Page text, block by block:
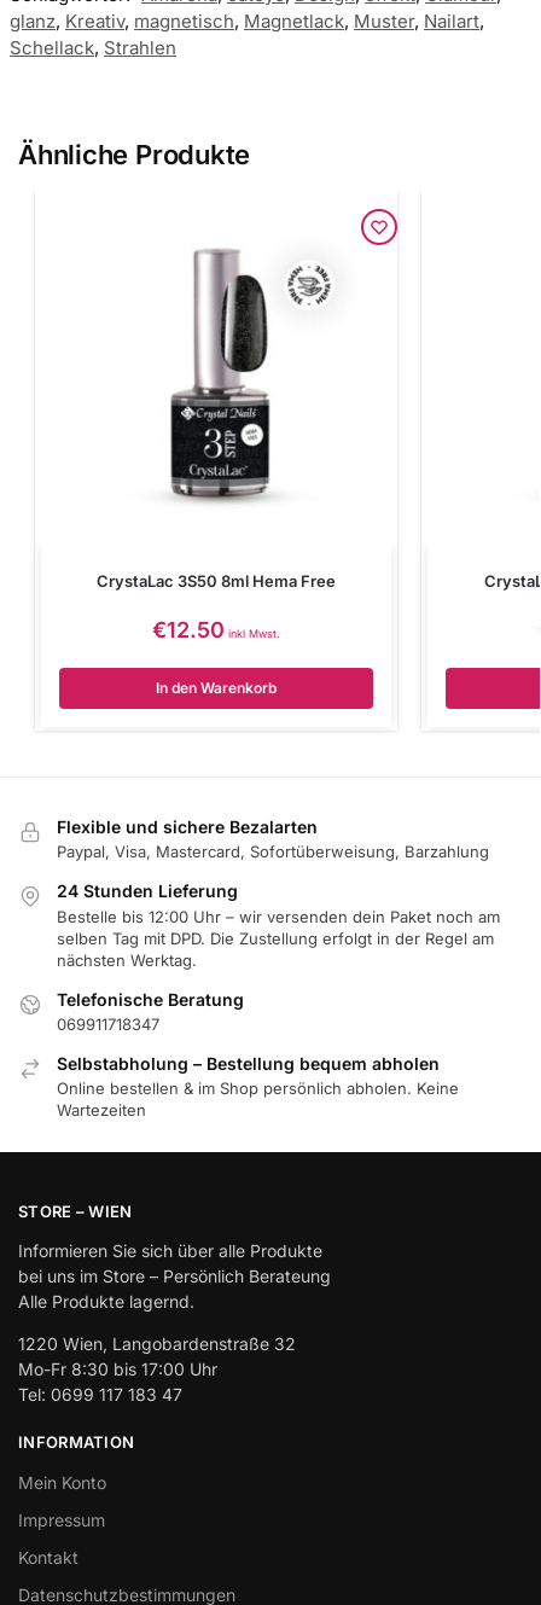
glanz, Kreativ, magnetisch, Magnetlack, Muster, Nailart,
Schellack, Strahlen
Ähnliche Produkte
CrystaLac 3S50 8ml Hema Free
€12.50 inkl Mwst.
In den Warenkorb
Flexible und sichere Bezalarten
Paypal, Visa, Mastercard, Sofortüberweisung, Barzahlung
24 Stunden Lieferung
Bestelle bis 12:00 Uhr – wir versenden dein Paket noch am
selben Tag mit DPD. Die Zustellung erfolgt in der Regel am
nächsten Werktag.
Telefonische Beratung
069911718347
Selbstabholung – Bestellung bequem abholen
Online bestellen & im Shop persönlich abholen. Keine
Wartezeiten
STORE – WIEN
Informieren Sie sich über alle Produkte
bei uns im Store – Persönlich Berateung
Alle Produkte lagernd.
1220 Wien, Langobardenstraße 32
Mo-Fr 8:30 bis 17:00 Uhr
Tel: 0699 117 183 47
INFORMATION
Mein Konto
Impressum
Kontakt
Datenschutzbestimmungen